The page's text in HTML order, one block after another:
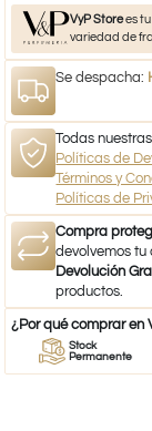
VyP Storees
variedad de
Se despacha:
Todas
Políticas de
Términos y
Políticas de
Compra
devolvemos tu
Devolución
productos.
¿Por qué comprar en
Stock
Permanente